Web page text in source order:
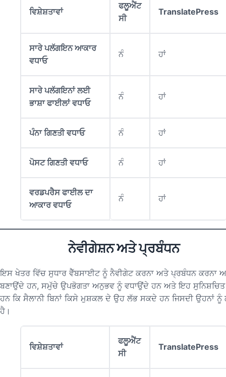
ਵਿਸ਼ੇਸ਼ਤਾਵਾਂ
ਫਲੂਐਂਟ
ਸੀ
TranslatePress
ਸਾਰੇ ਪਲੱਗਇਨ ਆਕਾਰ
ਵਧਾਓ
ਨੰ ਹਾਂ
ਸਾਰੇ ਪਲੱਗਇਨਾਂ ਲਈ
ਭਾਸ਼ਾ ਫਾਈਲਾਂ ਵਧਾਓ
ਨੰ ਹਾਂ
ਪੰਨਾ ਗਿਣਤੀ ਵਧਾਓ ਨੰ ਹਾਂ
ਪੋਸਟ ਗਿਣਤੀ ਵਧਾਓ ਨੰ ਹਾਂ
ਵਰਡਪਰੈਸ ਫਾਈਲ ਦਾ
ਆਕਾਰ ਵਧਾਓ
ਨੰ ਹਾਂ
ਨੇਵੀਗੇਸ਼ਨ ਅਤੇ ਪ੍ਰਬੰਧਨ
ਇਸ ਖੇਤਰ ਵਿੱਚ ਸੁਧਾਰ ਵੈੱਬਸਾਈਟ ਨੂੰ ਨੈਵੀਗੇਟ ਕਰਨਾ ਅਤੇ ਪ੍ਰਬੰਧਨ ਕਰਨਾ
ਬਣਾਉਂਦੇ ਹਨ, ਸਮੁੱਚੇ ਉਪਭੋਗਤਾ ਅਨੁਭਵ ਨੂੰ ਵਧਾਉਂਦੇ ਹਨ ਅਤੇ ਇਹ
ਹਨ ਕਿ ਸੈਲਾਨੀ ਬਿਨਾਂ ਕਿਸੇ ਮੁਸ਼ਕਲ ਦੇ ਉਹ ਲੱਭ ਸਕਦੇ ਹਨ ਜਿਸਦੀ ਉਹਨਾਂ ਨੂੰ
ਹੈ।
ਵਿਸ਼ੇਸ਼ਤਾਵਾਂ
ਫਲੂਐਂਟ
ਸੀ
TranslatePress